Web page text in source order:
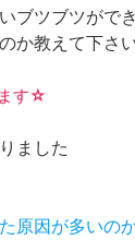
制度
ブツブツがで
か教えて下さ
す☆
ました
原因が多いの